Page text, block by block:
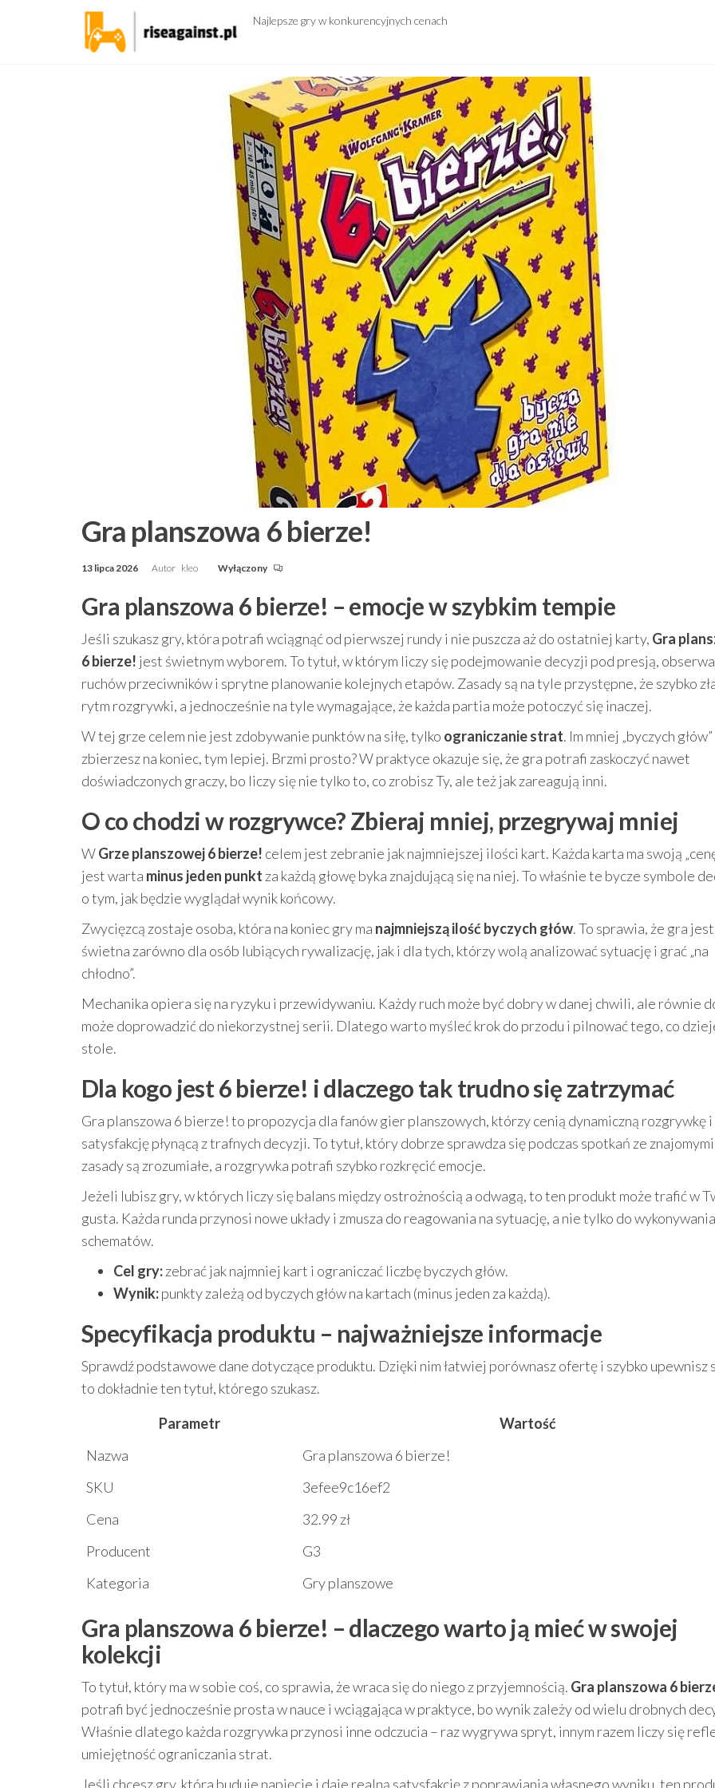
Najlepsze gry w konkurencyjnych cenach
Gra planszowa 6 bierze!
13 lipca 2026 Autor kleo Wyłączony
Gra planszowa 6 bierze! – emocje w szybkim tempie
Jeśli szukasz gry, która potrafi wciągnąć od pierwszej rundy i nie puszcza aż do ostatniej karty, Gra
6 bierze! jest świetnym wyborem. To tytuł, w którym liczy się podejmowanie decyzji pod presją,
ruchów przeciwników i sprytne planowanie kolejnych etapów. Zasady są na tyle przystępne, że szybko
rytm rozgrywki, a jednocześnie na tyle wymagające, że każda partia może potoczyć się inaczej.
W tej grze celem nie jest zdobywanie punktów na siłę, tylko ograniczanie strat. Im mniej „byczych głów”
zbierzesz na koniec, tym lepiej. Brzmi prosto? W praktyce okazuje się, że gra potrafi zaskoczyć nawet
doświadczonych graczy, bo liczy się nie tylko to, co zrobisz Ty, ale też jak zareagują inni.
O co chodzi w rozgrywce? Zbieraj mniej, przegrywaj mniej
WGrze planszowej 6 bierze! celem jest zebranie jak najmniejszej ilości kart. Każda karta ma swoją
jest warta minus jeden punkt za każdą głowę byka znajdującą się na niej. To właśnie te bycze symbole
o tym, jak będzie wyglądał wynik końcowy.
Zwycięzcą zostaje osoba, która na koniec gry ma najmniejszą ilość byczych głów. To sprawia, że gra jest
świetna zarówno dla osób lubiących rywalizację, jak i dla tych, którzy wolą analizować sytuację i grać „na
chłodno”.
Mechanika opiera się na ryzyku i przewidywaniu. Każdy ruch może być dobry w danej chwili, ale równie
może doprowadzić do niekorzystnej serii. Dlatego warto myśleć krok do przodu i pilnować tego, co
stole.
Dla kogo jest 6 bierze! i dlaczego tak trudno się zatrzymać
Gra planszowa 6 bierze! to propozycja dla fanów gier planszowych, którzy cenią dynamiczną rozgrywkę i
satysfakcję płynącą z trafnych decyzji. To tytuł, który dobrze sprawdza się podczas spotkań ze
zasady są zrozumiałe, a rozgrywka potrafi szybko rozkręcić emocje.
Jeżeli lubisz gry, w których liczy się balans między ostrożnością a odwagą, to ten produkt może trafić w
gusta. Każda runda przynosi nowe układy i zmusza do reagowania na sytuację, a nie tylko do wykonywania
schematów.
Cel gry:zebrać jak najmniej kart i ograniczać liczbę byczych głów.
Wynik:punkty zależą od byczych głów na kartach (minus jeden za każdą).
Specyfikacja produktu – najważniejsze informacje
Sprawdź podstawowe dane dotyczące produktu. Dzięki nim łatwiej porównasz ofertę i szybko upewnisz
to dokładnie ten tytuł, którego szukasz.
Parametr
Wartość
Nazwa
Gra planszowa 6 bierze!
SKU
3efee9c16ef2
Cena
32.99 zł
Producent
G3
Kategoria
Gry planszowe
Gra planszowa 6 bierze! – dlaczego warto ją mieć w swojej
kolekcji
To tytuł, który ma w sobie coś, co sprawia, że wraca się do niego z przyjemnością. Gra planszowa 6
potrafi być jednocześnie prosta w nauce i wciągająca w praktyce, bo wynik zależy od wielu drobnych
Właśnie dlatego każda rozgrywka przynosi inne odczucia – raz wygrywa spryt, innym razem liczy się
umiejętność ograniczania strat.
Jeśli chcesz gry, która buduje napięcie i daje realną satysfakcję z poprawiania własnego wyniku, ten